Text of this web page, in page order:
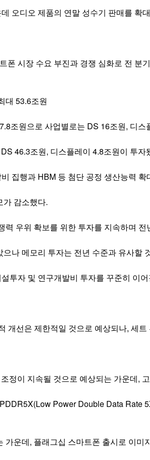
오디오 제품의 연말 성수기 판매를 확
폰 시장 수요 부진과 경쟁 심화로 전
대 53.6조원
조원으로 사업별로는 DS 16조원, 디스
46.3조원, 디스플레이 4.8조원이 투자
집행과 HBM 등 첨단 공정 생산능력
가 감소했다.
우위 확보를 위한 투자를 지속하며
나 메모리 투자는 전년 수준과 유사할
투자 및 연구개발비 투자를 꾸준히 이
개선은 제한적일 것으로 예상되나, 세
정이 지속될 것으로 예상되는 가운데,
Power Double Data
운데, 플래그십 스마트폰 출시로 이